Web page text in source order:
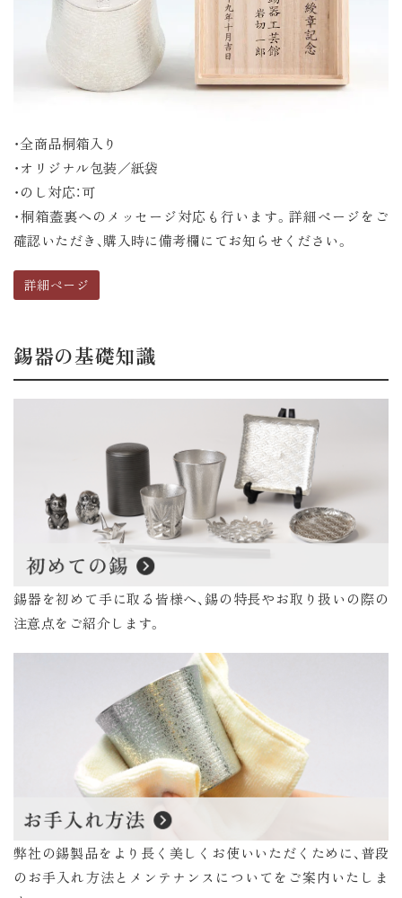
・全商品桐箱入り
・オリジナル包装／紙袋
・のし対応：可
・桐箱蓋裏へのメッセージ対応も行います。詳細ページをご
確認いただき、購入時に備考欄にてお知らせください。
詳細ページ
錫器の基礎知識
錫器を初めて手に取る皆様へ、錫の特長やお取り扱いの際の
注意点をご紹介します。
弊社の錫製品をより長く美しくお使いいただくために、普段
のお手入れ方法とメンテナンスについてをご案内いたしま